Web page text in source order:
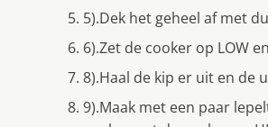
5).Dek het geheel af met
6).Zet de cooker op LOW
8).Haal de kip er uit en de
9).Maak met een paar